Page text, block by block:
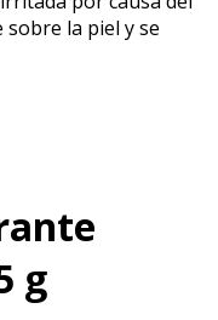
sobre la piel y se
g